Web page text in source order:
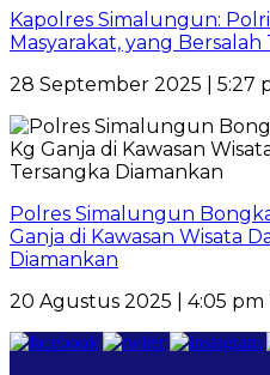
Kapolres Simalungun:
Masyarakat, yang
28 September 2025 | 5:27
Polres Simalungun
Ganja di Kawasan Wisata
Diamankan
20 Agustus 2025 | 4:05 pm